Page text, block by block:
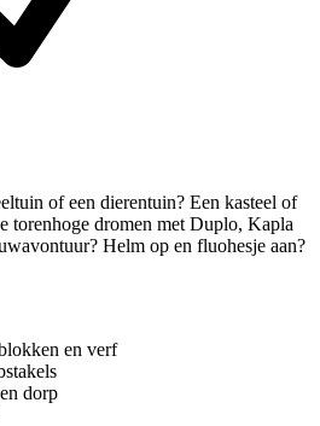
of een dierentuin? Een kasteel of
torenhoge dromen met Duplo, Kapla
Helm op en fluohesje aan?
en verf
dorp